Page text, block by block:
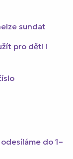
sundat
pro děti i
do 1–